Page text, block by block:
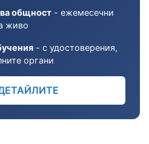
общност - ежемесечни
живо
- с удостоверения,
органи